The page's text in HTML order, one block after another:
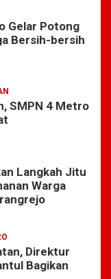
Gelar Potong
Bersih-bersih
SMPN 4 Metro
Langkah Jitu
Warga
Direktur
Bagikan